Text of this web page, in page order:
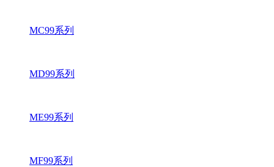
MC99系列
MD99系列
ME99系列
MF99系列